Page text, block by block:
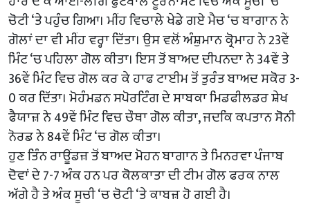
ਚੋਟੀ ‘ਤੇ ਪਹੁੰਚ ਗਿਆ। ਮੀਂਹ ਵਿਚਾਲੇ ਖੇਡੇ ਗਏ ਮੈਚ ‘ਚ ਬਾਗਾਨ ਨੇ
ਗੋਲਾਂ ਦਾ ਵੀ ਮੀਂਹ ਵਰ੍ਹਾ ਦਿੱਤਾ। ਉਸ ਵਲੋਂ ਅੰਸ਼ੁਮਾਨ ਕ੍ਰੋਮਾਹ ਨੇ 23ਵੇਂ
ਮਿੰਟ ‘ਚ ਪਹਿਲਾ ਗੋਲ ਕੀਤਾ। ਇਸ ਤੋਂ ਬਾਅਦ ਦੀਪਨਦਾ ਨੇ 34ਵੇਂ ਤੇ
36ਵੇਂ ਮਿੰਟ ਵਿਚ ਗੋਲ ਕਰ ਕੇ ਹਾਫ ਟਾਈਮ ਤੋਂ ਤੁਰੰਤ ਬਾਅਦ ਸਕੋਰ 3-
0 ਕਰ ਦਿੱਤਾ। ਮੋਹੰਮਡਨ ਸਪੋਰਟਿੰਗ ਦੇ ਸਾਬਕਾ ਮਿਡਫੀਲਡਰ ਸ਼ੇਖ
ਫੈਯਾਜ਼ ਨੇ 49ਵੇਂ ਮਿੰਟ ਵਿਚ ਚੌਥਾ ਗੋਲ ਕੀਤਾ, ਜਦਕਿ ਕਪਤਾਨ ਸੋਨੀ
ਨੋਰਡ ਨੇ 84ਵੇਂ ਮਿੰਟ ‘ਚ ਗੋਲ ਕੀਤਾ।
ਹੁਣ ਤਿੰਨ ਰਾਊਂਡਜ਼ ਤੋਂ ਬਾਅਦ ਮੋਹਨ ਬਾਗਾਨ ਤੇ ਮਿਨਰਵਾ ਪੰਜਾਬ
ਦੋਵਾਂ ਦੇ 7-7 ਅੰਕ ਹਨ ਪਰ ਕੋਲਕਾਤਾ ਦੀ ਟੀਮ ਗੋਲ ਫਰਕ ਨਾਲ
ਅੱਗੇ ਹੈ ਤੇ ਅੰਕ ਸੂਚੀ ‘ਚ ਚੋਟੀ ‘ਤੇ ਕਾਬਜ਼ ਹੋ ਗਈ ਹੈ।